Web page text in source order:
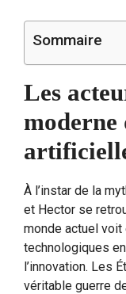
Sommaire
Les
moderne
À l’instar de la
et Hector se
monde actuel
technologiques
l’innovation. Les
véritable guerre